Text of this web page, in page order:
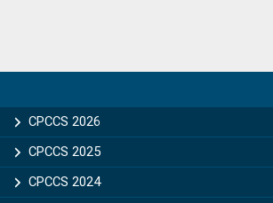
Sidebar
CPCCS 2026
CPCCS 2025
CPCCS 2024